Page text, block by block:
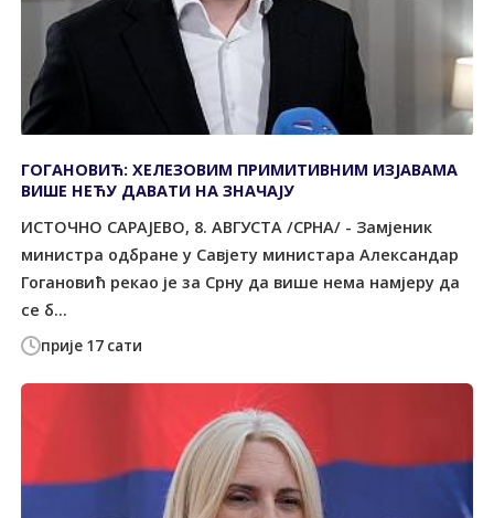
прије 17 сати
ГОГАНОВИЋ: ХЕЛЕЗОВИМ ПРИМИТИВНИМ ИЗЈАВАМА
ВИШЕ НЕЋУ ДАВАТИ НА ЗНАЧАЈУ
ИСТОЧНО САРАЈЕВО, 8. АВГУСТА /СРНА/ - Замјеник
министра одбране у Савјету министара Александар
Гогановић рекао је за Срну да више нема намјеру да
се б...